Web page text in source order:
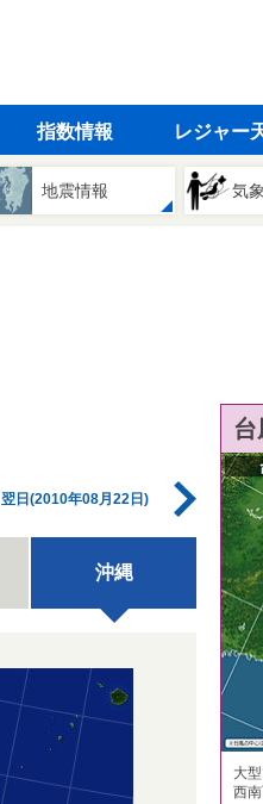
指数情報 レジャー
地震情報 気
翌日(2010年08月22日)
沖縄
大
西